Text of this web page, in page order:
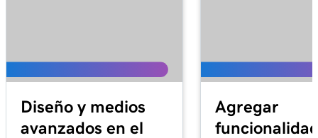
Diseño y medios
avanzados en el
Agregar